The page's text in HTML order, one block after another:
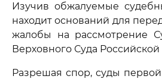
Изучив обжалуемые
находит оснований для
жалобы на рассмотрение
Верховного Суда
Разрешая спор, суды